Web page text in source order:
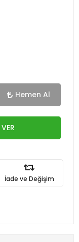
Hemen Al
İade ve Değişim